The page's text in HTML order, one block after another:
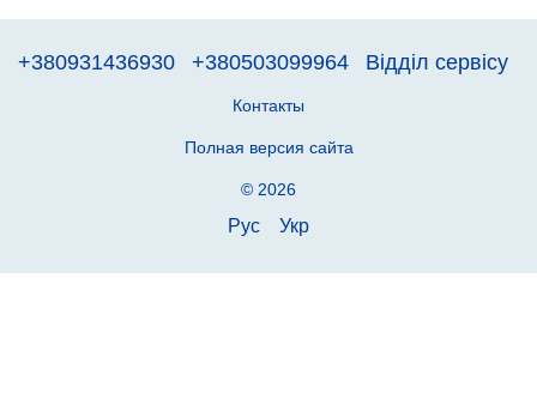
+380931436930 +380503099964 Відділ сервісу
Контакты
Полная версия сайта
© 2026
Рус Укр